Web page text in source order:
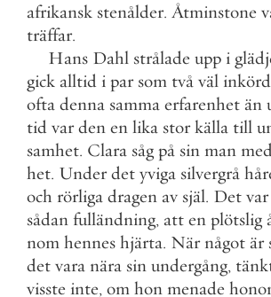
afrikansk stenålder. Åtminstone
träffar.
Hans Dahl strålade upp i
gick alltid i par som två väl
ofta denna samma erfarenhet än
tid var den en lika stor källa till
samhet. Clara såg på sin man
het. Under det yviga silvergrå
och rörliga dragen av själ. Det var
sådan fulländning, att en plötslig
nom hennes hjärta. När något är
det vara nära sin undergång,
visste inte, om hon menade